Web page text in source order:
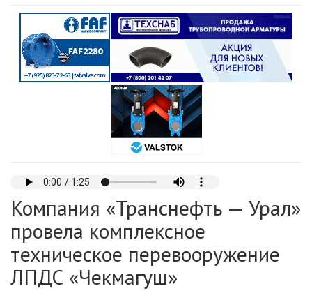
Компания «Транснефть — Урал»
провела комплексное
техническое перевооружение
ЛПДС «Чекмагуш»